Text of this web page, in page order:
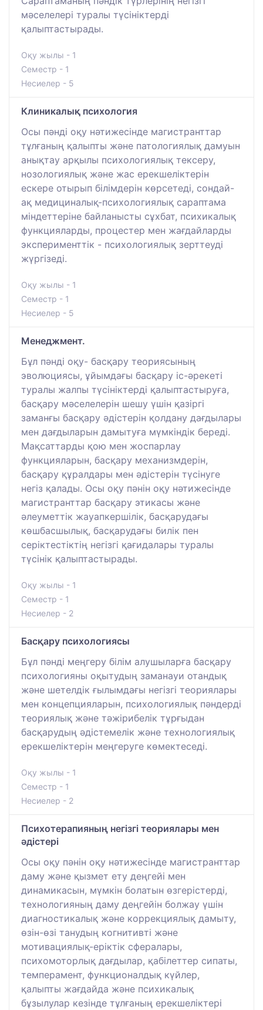
мәселелері туралы түсініктерді
қалыптастырады.
Оқу жылы - 1
Семестр - 1
Несиелер - 5
Клиникалық психология
Осы пәнді оқу нәтижесінде магистранттар
тұлғаның қалыпты және патологиялық дамуын
анықтау арқылы психологиялық тексеру,
нозологиялық және жас ерекшеліктерін
ескере отырып білімдерін көрсетеді, сондай-
ақ медициналық-психологиялық сараптама
міндеттеріне байланысты сұхбат, психикалық
функцияларды, процестер мен жағдайларды
эксперименттік - психологиялық зерттеуді
жүргізеді.
Оқу жылы - 1
Семестр - 1
Несиелер - 5
Менеджмент.
Бұл пәнді оқу- басқару теориясының
эволюциясы, ұйымдағы басқару іс-әрекеті
туралы жалпы түсініктерді қалыптастыруға,
басқару мәселелерін шешу үшін қазіргі
заманғы басқару әдістерін қолдану дағдылары
мен дағдыларын дамытуға мүмкіндік береді.
Мақсаттарды қою мен жоспарлау
функцияларын, басқару механизмдерін,
басқару құралдары мен әдістерін түсінуге
негіз қалады. Осы оқу пәнін оқу нәтижесінде
магистранттар басқару этикасы және
әлеуметтік жауапкершілік, басқарудағы
көшбасшылық, басқарудағы билік пен
серіктестіктің негізгі қағидалары туралы
түсінік қалыптастырады.
Оқу жылы - 1
Семестр - 1
Несиелер - 2
Басқару психологиясы
Бұл пәнді меңгеру білім алушыларға басқару
психологияны оқытудың заманауи отандық
және шетелдік ғылымдағы негізгі теориялары
мен концепцияларын, психологиялық пәндерді
теориялық және тәжірибелік тұрғыдан
басқарудың әдістемелік және технологиялық
ерекшеліктерін меңгеруге көмектеседі.
Оқу жылы - 1
Семестр - 1
Несиелер - 2
Психотерапияның негізгі теориялары мен
әдістері
Осы оқу пәнін оқу нәтижесінде магистранттар
даму және қызмет ету деңгейі мен
динамикасын, мүмкін болатын өзгерістерді,
технологияның даму деңгейін болжау үшін
диагностикалық және коррекциялық дамыту,
өзін-өзі танудың когнитивті және
мотивациялық-еріктік сфералары,
психомоторлық дағдылар, қабілеттер сипаты,
темперамент, функционалдық күйлер,
қалыпты жағдайда және психикалық
бұзылулар кезінде тұлғаның ерекшеліктері